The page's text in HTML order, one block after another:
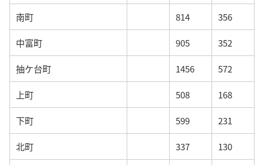
南町 814 356
中富町 905 352
抽ケ台町 1456 572
上町 508 168
下町 599 231
北町 337 130